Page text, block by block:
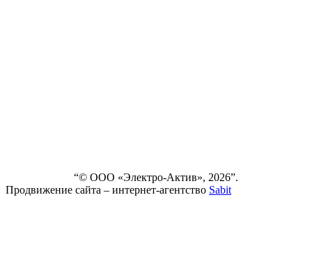
“© ООО «Электро-Актив», 2026”.
Продвижение сайта – интернет-агентство Sabit